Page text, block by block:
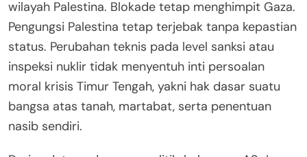
wilayah Palestina. Blokade tetap menghimpit Gaza.
Pengungsi Palestina tetap terjebak tanpa kepastian
status. Perubahan teknis pada level sanksi atau
inspeksi nuklir tidak menyentuh inti persoalan
moral krisis Timur Tengah, yakni hak dasar suatu
bangsa atas tanah, martabat, serta penentuan
nasib sendiri.